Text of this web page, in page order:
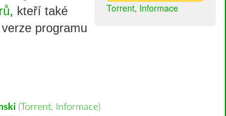
Torrent, Informace
, kteří také
programu
(Torrent, Informace)